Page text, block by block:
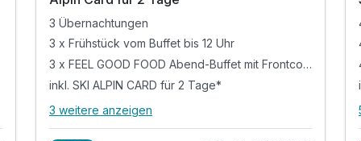
3 Übernachtungen
3 x Frühstück vom Buffet bis 12 Uhr
3 x FEEL GOOD FOOD Abend-Buffet mit Frontcooking
inkl. SKI ALPIN CARD für 2 Tage*
Alle Inklusivleistungen
3 weitere anzeigen